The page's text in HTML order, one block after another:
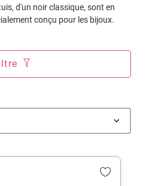
d'un noir classique, sont en
conçu pour les bijoux.